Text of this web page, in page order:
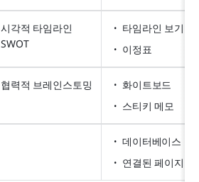
시각적 타임라인
SWOT
타임라인 보기
이정표
협력적 브레인스토밍
화이트보드
스티키 메모
데이터베이스
연결된 페이지